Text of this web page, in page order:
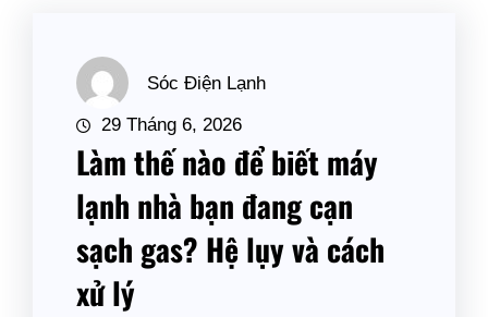
Sóc Điện Lạnh
29 Tháng 6, 2026
Làm thế nào để biết máy
lạnh nhà bạn đang cạn
sạch gas? Hệ lụy và cách
xử lý